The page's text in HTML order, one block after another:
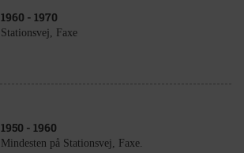
1960 - 1970
Stationsvej, Faxe
1950 - 1960
Mindesten på Stationsvej, Faxe.